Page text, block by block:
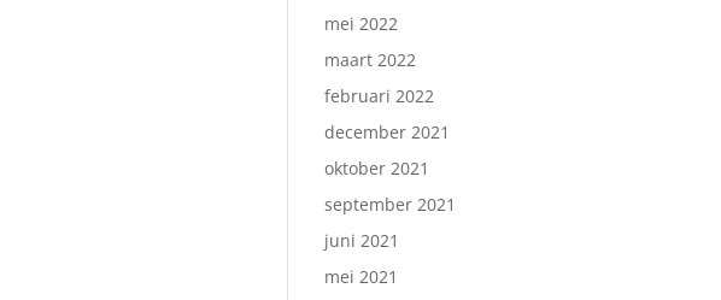
mei 2022
maart 2022
februari 2022
december 2021
oktober 2021
september 2021
juni 2021
mei 2021